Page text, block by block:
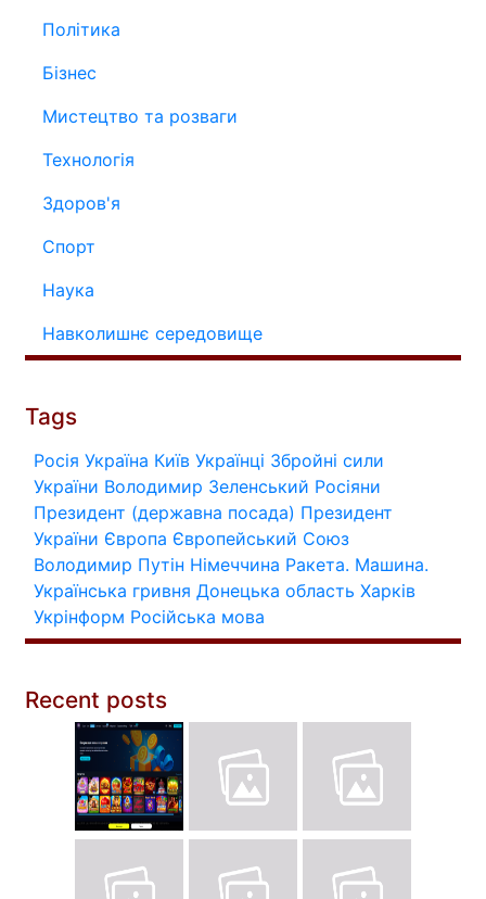
Політика
Бізнес
Мистецтво та розваги
Технологія
Здоров'я
Спорт
Наука
Навколишнє середовище
Tags
Росія Україна Київ Українці Збройні сили
України Володимир Зеленський Росіяни
Президент (державна посада) Президент
України Європа Європейський Союз
Володимир Путін Німеччина Ракета. Машина.
Українська гривня Донецька область Харків
Укрінформ Російська мова
Recent posts